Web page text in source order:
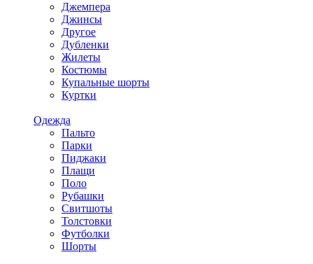
Джемпера
Джинсы
Другое
Дубленки
Жилеты
Костюмы
Купальные шорты
Куртки
Одежда
Пальто
Парки
Пиджаки
Плащи
Поло
Рубашки
Свитшоты
Толстовки
Футболки
Шорты